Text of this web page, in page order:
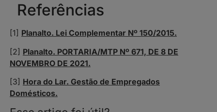
Referências
[1] Planalto. Lei Complementar Nº 150/2015.
[2] Planalto. PORTARIA/MTP Nº 671, DE 8 DE
NOVEMBRO DE 2021.
[3] Hora do Lar. Gestão de Empregados
Domésticos.